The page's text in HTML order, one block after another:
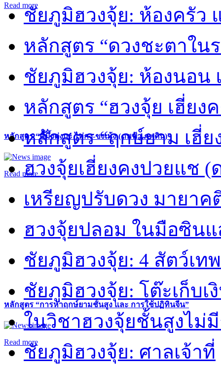
Read more
หลักสูตร “คี้มึ้งตุ่งกะ ไท่กง-ขงเม้ง (ภพฟ้า ภพดิน)”
Read more
หลักสูตร “การหาฤกษ์ยามชั้นสูง และ การใช้ปฏิทินจีน”
Read more
ชัยภูมิฮวงจุ้ย: ห้องครัว
หลักสูตร “ดวงชะตาใน
ชัยภูมิฮวงจุ้ย: ห้องนอน
หลักสูตร “ฮวงจุ้ย เฮี่ยง
หลักสูตร “ฤกษ์ยาม เฮี่ย
ฮวงจุ้ยเฮี่ยงคงปวยแช (
เหรียญปรับดวง มายา
ฮวงจุ้ยปลอม ในมือซิน
ชัยภูมิฮวงจุ้ย: 4 สัตว์เทพ
ชัยภูมิฮวงจุ้ย: โต๊ะเก็บเ
ในวิชาฮวงจุ้ยชั้นสูงไม่
ชัยภูมิฮวงจุ้ย: ศาลเจ้าที่